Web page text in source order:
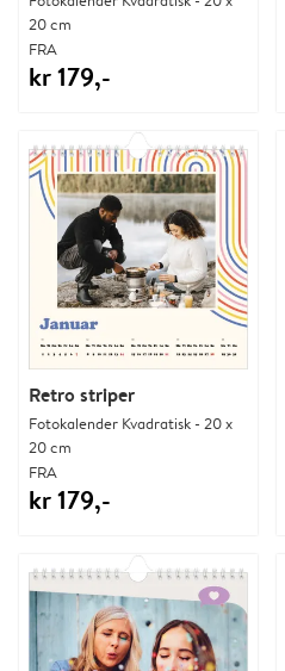
20 cm
FRA
kr 179,-
Retro striper
Fotokalender Kvadratisk - 20 x
20 cm
FRA
kr 179,-